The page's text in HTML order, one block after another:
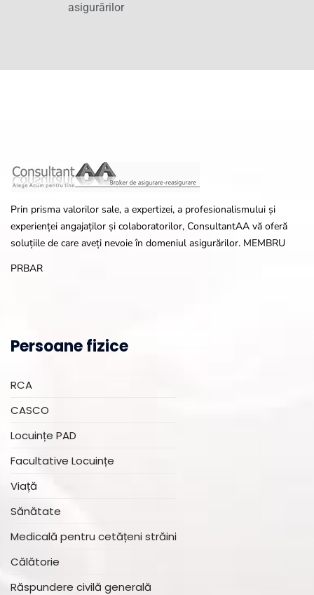
asigurărilor
Prin prisma valorilor sale, a expertizei, a profesionalismului și
experienței angajaților și colaboratorilor, ConsultantAA vă oferă
soluțiile de care aveți nevoie în domeniul asigurărilor. MEMBRU
PRBAR
Persoane fizice
RCA
CASCO
Locuințe PAD
Facultative Locuințe
Viață
Sănătate
Medicală pentru cetățeni străini
Călătorie
Răspundere civilă generală